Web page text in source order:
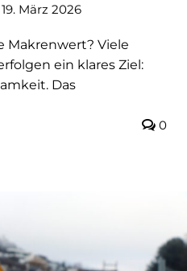
19. März 2026
Makrenwert? Viele
ein klares Ziel:
Das
0